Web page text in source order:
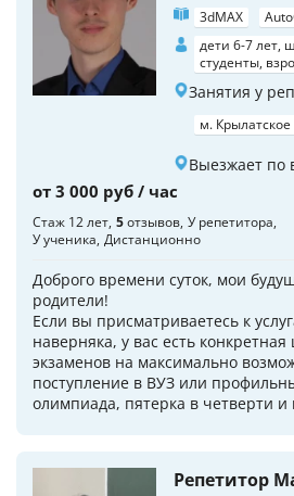
3dMAX
дети 6-7 лет,
студенты,
Занятия у
м. Крылатское
Выезжает по
от 3 000 руб / час
Стаж 12 лет 5отзывов У репетитора
У ученика Дистанционно
Доброго времени суток, мои
родители!
Если вы присматриваетесь к
наверняка, у вас есть конкретная
экзаменов на максимально
поступление в ВУЗ или
олимпиада, пятерка в четверти и
Репетитор